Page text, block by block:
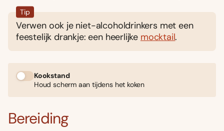
Tip
Verwen ook je niet-alcoholdrinkers met een
feestelijk drankje: een heerlijke mocktail.
Kookstand
Houd scherm aan tijdens het koken
Bereiding